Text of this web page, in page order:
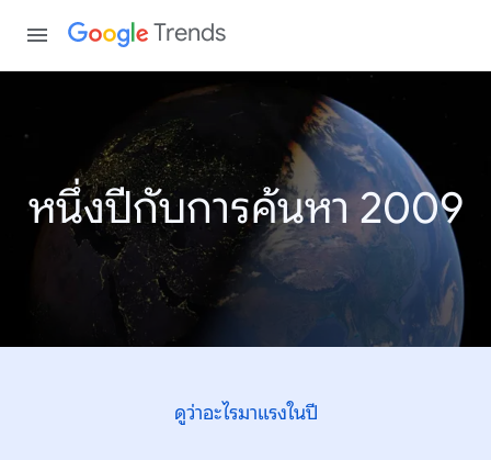
Trends
หนึ่งปีกับการค้นหา 2009
ดูว่าอะไรมาแรงในปี